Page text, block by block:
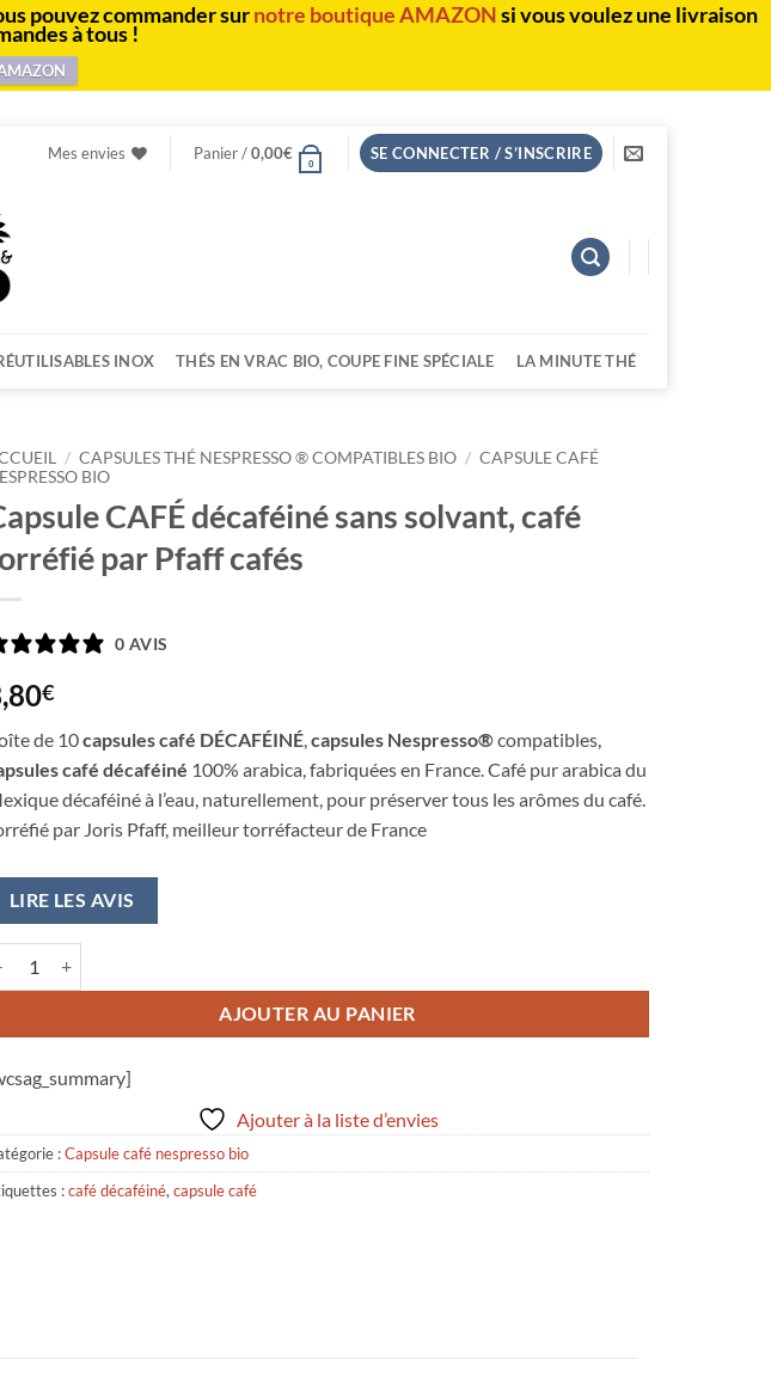
pouvez commander surnotre boutique AMAZONsi vous voulez une livraison
à tous !
Mes envies Panier /0,00€
0
SE CONNECTER / S’INSCRIRE
INOX THÉS EN VRAC BIO, COUPE FINE SPÉCIALE LA MINUTE THÉ
/ CAPSULES THÉ NESPRESSO ® COMPATIBLES BIO / CAPSULE CAFÉ
BIO
CAFÉ décaféiné sans solvant, café
par Pfaff cafés
0 AVIS
€
de 10capsules café DÉCAFÉINÉ capsules Nespresso®compatibles,
café décaféiné 100% arabica, fabriquées en France. Café pur arabica du
décaféiné à l’eau, naturellement, pour préserver tous les arômes du café.
par Joris Pfaff, meilleur torréfacteur de France
LIRE LES AVIS
AJOUTER AU PANIER
Ajouter à la liste d’envies
:Capsule café nespresso bio
:café décaféiné, capsule café